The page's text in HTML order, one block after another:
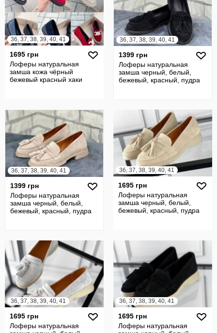
36, 37, 38, 39, 40, 41
1695 грн
Лоферы натуральная
замша кожа чёрный
бежевый красный хаки
36, 37, 38, 39, 40, 41
1399 грн
Лоферы натуральная
замша черный, белый,
бежевый, красный, пудра
36, 37, 38, 39, 40, 41
1399 грн
Лоферы натуральная
замша черный, белый,
бежевый, красный, пудра
36, 37, 38, 39, 40, 41
1695 грн
Лоферы натуральная
замша черный, белый,
бежевый, красный, пудра
36, 37, 38, 39, 40, 41
1695 грн
Лоферы натуральная
36, 37, 38, 39, 40, 41
1695 грн
Лоферы натуральная